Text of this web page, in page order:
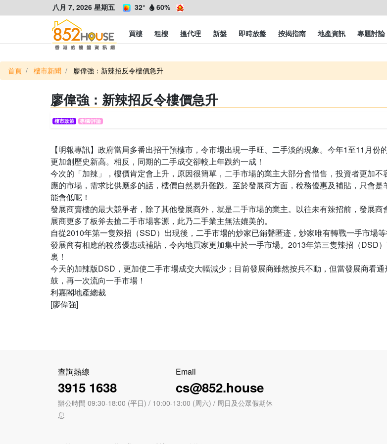
八月 7, 2026 星期五 32° 60%
買樓 租樓 搵代理 新盤 即時放盤 按揭指南 地產資訊 專題討論
首頁 樓市新聞 廖偉強：新辣招反令樓價急升
廖偉強：新辣招反令樓價急升
樓市政策 專欄/評論
【明報專訊】政府當局多番出招干預樓市，令市場出現一手旺、二手淡的現象。今年1至11月
更加創歷史新高。相反，同期的二手成交卻較上年跌約一成！
今次的「加辣」，樓價肯定會上升，原因很簡單，二手市場的業主大部分會惜售，投資者更加
應的市場，需求比供應多的話，樓價自然易升難跌。至於發展商方面，稅務優惠及補貼，只會
能會低呢！
發展商賣樓的最大競爭者，除了其他發展商外，就是二手市場的業主。以往未有辣招前，發展
展商更多了板斧去搶二手市場客源，此乃二手業主無法媲美的。
自從2010年第一隻辣招（SSD）出現後，二手市場的炒家已銷聲匿迹，炒家唯有轉戰一手市場
發展商有相應的稅務優惠或補貼，令內地買家更加集中於一手市場。2013年第三隻辣招（DSD
裏！
今天的加辣版DSD，更加使二手市場成交大幅減少；目前發展商雖然按兵不動，但當發展商看
鼓，再一次流向一手市場！
利嘉閣地產總裁
查詢熱線
3915 1638
Email
cs@852.house
辦公時間 09:30-18:00 (平日) / 10:00-13:00 (周六) / 周日及公眾假期休
息